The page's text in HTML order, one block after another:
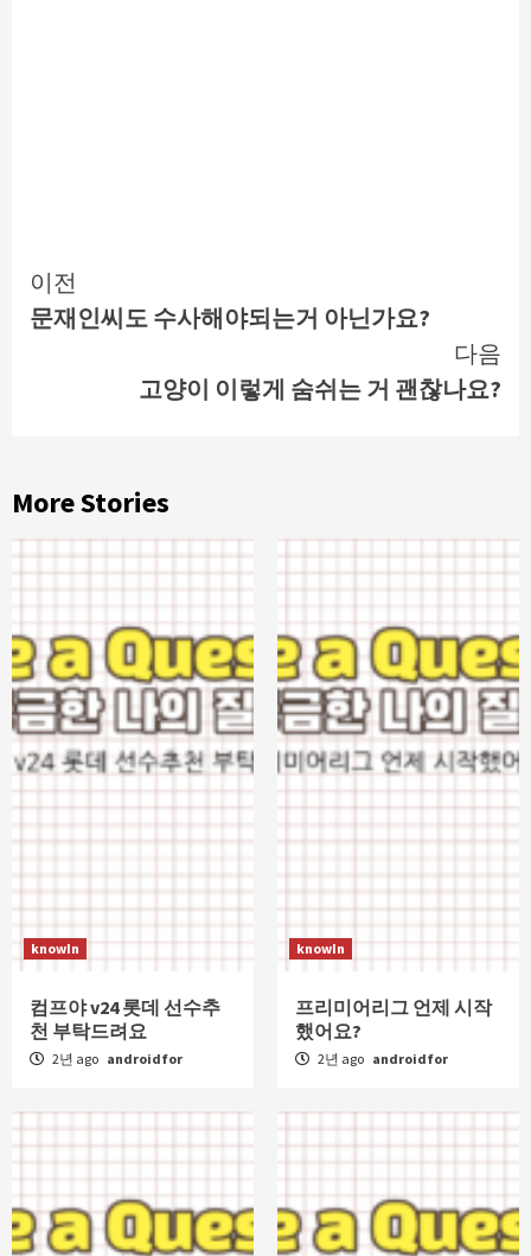
Continue
Reading
이전
문재인씨도 수사해야되는거 아닌가요?
다음
고양이 이렇게 숨쉬는 거 괜찮나요?
More Stories
knowIn
컴프야 v24 롯데 선수추
천 부탁드려요
2년 ago androidfor
knowIn
프리미어리그 언제 시작
했어요?
2년 ago androidfor